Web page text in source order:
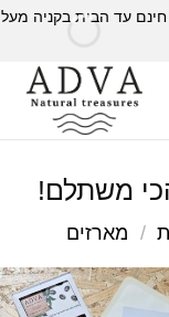
עד הבית בקניה מעל 300 ₪
משתלם!
/ מארזים